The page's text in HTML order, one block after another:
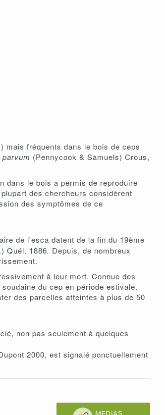
) mais fréquents dans le bois de ceps
(Pennycook & Samuels) Crous,
dans le bois a permis de reproduire
des chercheurs considèrent
des symptômes de ce
de l'esca datent de la fin du 19ème
Quél. 1886. Depuis, de nombreux
à leur mort. Connue des
du cep en période estivale.
des parcelles atteintes à plus de 50
non pas seulement à quelques
2000, est signalé ponctuellement